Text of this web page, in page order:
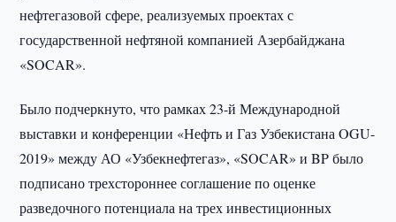
нефтегазовой сфере, реализуемых проектах с
государственной нефтяной компанией Азербайджана
«SOCAR».
Было подчеркнуто, что рамках 23-й Международной
выставки и конференции «Нефть и Газ Узбекистана OGU-
2019» между АО «Узбекнефтегаз», «SOCAR» и BP было
подписано трехстороннее соглашение по оценке
разведочного потенциала на трех инвестиционных